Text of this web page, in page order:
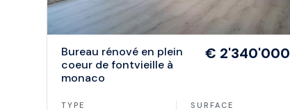
bureau rénové en plein
coeur de fontvieille à
monaco
€ 2'340'000
TYPE SURFACE